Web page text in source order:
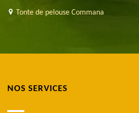
Tonte de pelouse Commana
NOS SERVICES